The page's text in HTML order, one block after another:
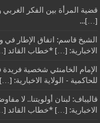
قضية المرأة بين الفكر الغربي
[…]...
الشيخ قاسم: اتفاق الإطار في
الاخبارية: […] *خطاب القائد
الإمام الخامنئي شخصية
للحاكمية - الولاية
قاليباف: لبنان أولويتنا.. لا
الاخبارية: […] *خطاب القائد